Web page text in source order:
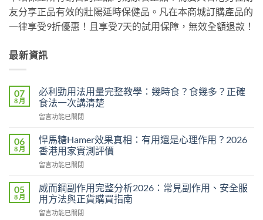
友分享正品有效的壯陽延時保健品。凡在本商城訂購產品的
一律享受9折優惠！且享受7天的試用保障，無效全額退款！
最新資訊
07
8 月
必利勁用法用量完整教學：幾時食？食幾多？正確
食法一次講清楚
在
利
勁
用
法
量
完
整
教
留言功能已關閉
06
8 月
悍馬糖Hamer效果真相：有用還是心理作用？2026
香港用家實測評價
在
馬
糖
Hamer
效
留言功能已關閉
05
8 月
威而鋼副作用完整分析2026：常見副作用、安全服
用方法與正貨購買指南
在
留言功能已關閉